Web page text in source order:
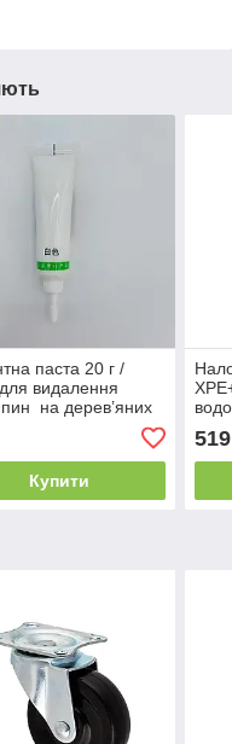
паста 20 г /
видалення
на дерев’яних
Купити
519